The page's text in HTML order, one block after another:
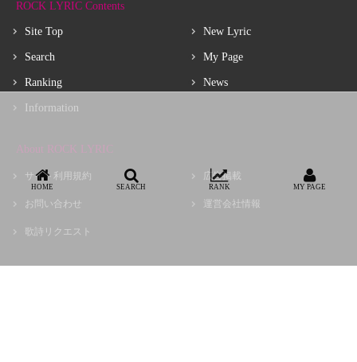
ROCK LYRIC Contents
Site Top
Search
Ranking
Information
New Lyric
My Page
News
About ROCK LYRIC
サイト利用規約
お問い合わせ
歌詩リクエスト
広告掲載
運営会社情報
Copyright © choir, Inc.
HOME SEARCH RANK MY PAGE